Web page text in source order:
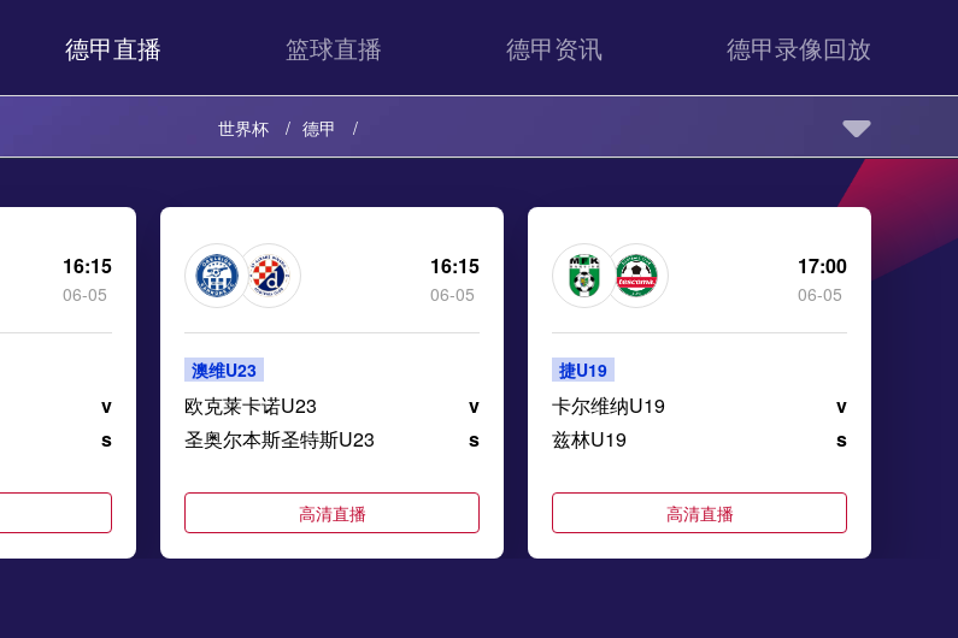
德甲直播 篮球直播 德甲资讯 德甲录像回放
世界杯 德甲
16:15
06-05
v
s
16:15
06-05
澳维U23
欧克莱卡诺U23
v
圣奥尔本斯圣特斯U23
s
高清直播
17:00
06-05
捷U19
卡尔维纳U19
v
兹林U19
s
高清直播